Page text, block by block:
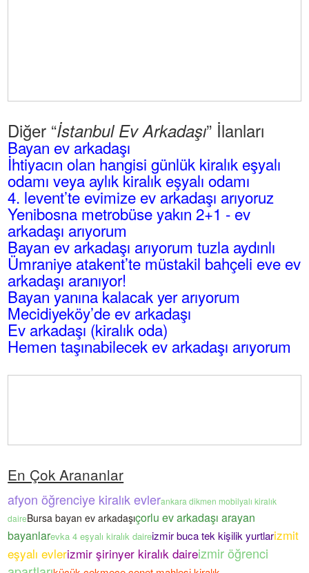
Diğer “İstanbul Ev Arkadaşı” İlanları
Bayan ev arkadaşı
İhtiyacın olan hangisi günlük kiralık eşyalı
odamı veya aylık kiralık eşyalı odamı
4. levent’te evimize ev arkadaşı arıyoruz
Yenibosna metrobüse yakın 2+1 - ev
arkadaşı arıyorum
Bayan ev arkadaşı arıyorum tuzla aydınlı
Ümraniye atakent’te müstakil bahçeli eve ev
arkadaşı aranıyor!
Bayan yanına kalacak yer arıyorum
Mecidiyeköy’de ev arkadaşı
Ev arkadaşı (kiralık oda)
Hemen taşınabilecek ev arkadaşı arıyorum
En Çok Arananlar
afyon öğrenciye kiralık evlerankara dikmen mobilyalı kiralık
daireBursa bayan ev arkadaşıçorlu ev arkadaşı arayan
bayanlarevka 4 eşyalı kiralık daireizmir buca tek kişilik yurtlarizmit
eşyalı evlerizmir şirinyer kiralık daireizmir öğrenci